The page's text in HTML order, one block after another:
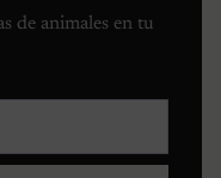
de animales en tu